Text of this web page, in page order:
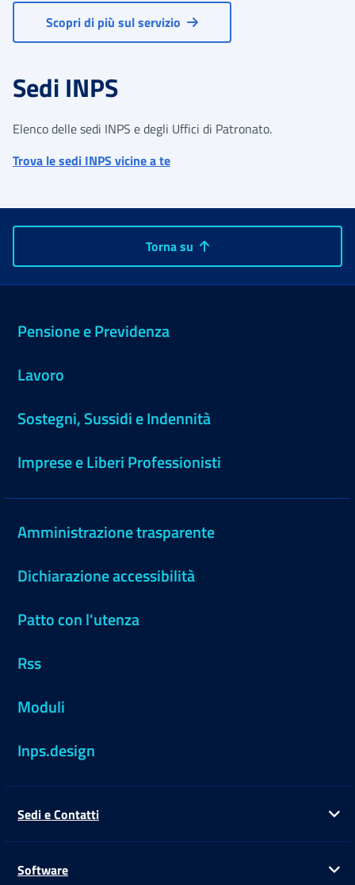
Scopri di più sul servizio
Sedi INPS
Elenco delle sedi INPS e degli Uffici di Patronato.
Trova le sedi INPS vicine a te
Torna su
Pensione e Previdenza
Lavoro
Sostegni, Sussidi e Indennità
Imprese e Liberi Professionisti
Amministrazione trasparente
Dichiarazione accessibilità
Patto con l'utenza
Rss
Moduli
Inps.design
Sedi e Contatti
Software